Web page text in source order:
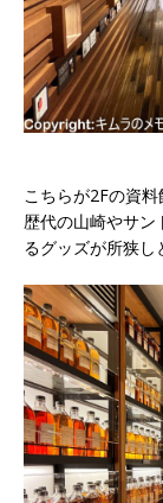
こちらが2Fの資料
歴代の山崎やサ
るグッズが所狭し